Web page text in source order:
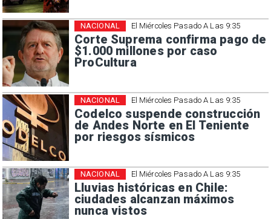
El Miércoles Pasado A Las 9:35
Corte Suprema confirma pago de
$1.000 millones por caso
ProCultura
NACIONAL
El Miércoles Pasado A Las 9:35
Codelco suspende construcción
de Andes Norte en El Teniente
por riesgos sísmicos
NACIONAL
El Miércoles Pasado A Las 9:35
Lluvias históricas en Chile:
ciudades alcanzan máximos
nunca vistos
NACIONAL